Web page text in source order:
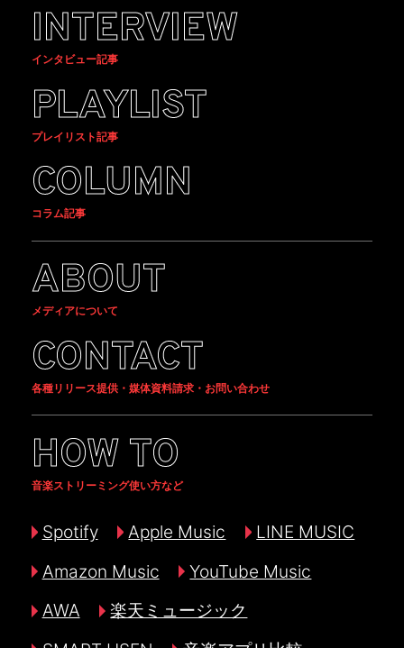
INTERVIEW
インタビュー記事
PLAYLIST
プレイリスト記事
COLUMN
コラム記事
ABOUT
メディアについて
CONTACT
各種リリース提供・媒体資料請求・お問い合わせ
HOW TO
音楽ストリーミング使い方など
Spotify Apple Music
LINE MUSIC
Amazon Music
YouTube Music
AWA
楽天ミュージック